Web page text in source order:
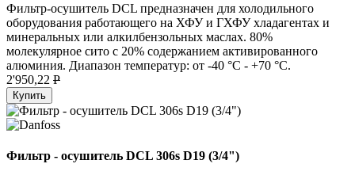
Фильтр-осушитель DCL предназначен для холодильного
оборудования работающего на ХФУ и ГХФУ хладагентах и
минеральных или алкилбензольных маслах. 80%
молекулярное сито с 20% содержанием активированного
алюминия. Диапазон температур: от -40 °C - +70 °C.
2'950,22 P
Купить
Фильтр - осушитель DCL 306s D19 (3/4")